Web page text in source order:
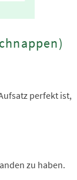
perfekt ist,
zu haben.